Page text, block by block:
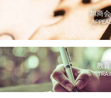
旭商
教